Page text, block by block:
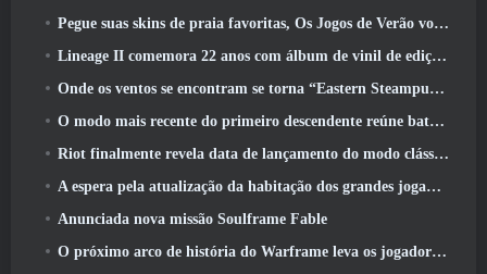
Pegue suas skins de praia favoritas, Os Jogos de Verão voltaram ao Overwatch
Lineage II comemora 22 anos com álbum de vinil de edição de colecionador
Onde os ventos se encontram se torna “Eastern Steampunk” na versão 2.0
O modo mais recente do primeiro descendente reúne batalhas difíceis de interceptação de vazio e as profundezas
Riot finalmente revela data de lançamento do modo clássico de League Of Legends
A espera pela atualização da habitação dos grandes jogadores do RuneScape acabou
Anunciada nova missão Soulframe Fable
O próximo arco de história do Warframe leva os jogadores a um novo mapa estelar, O Sistema Tau